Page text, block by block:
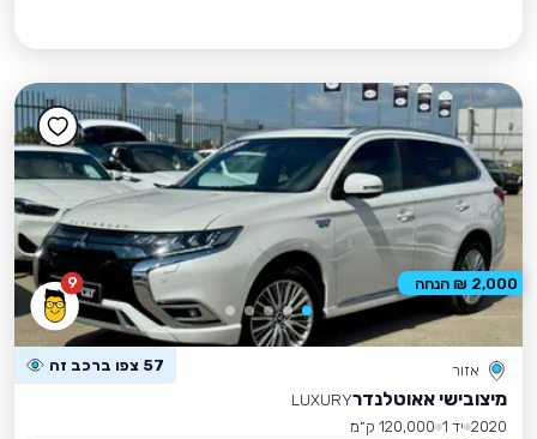
9
אזור 57 צפו ברכב זה
מיצובישי אאוטלנדרLUXURY
2020 יד 1
120,000 ק״מ
2,000 ₪ הנחה